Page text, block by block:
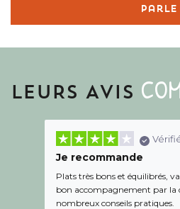
parle
LEURS AVIS
Je recommande
Plats très bons et équilibrés,
bon accompagnement par la
nombreux conseils pratiques.